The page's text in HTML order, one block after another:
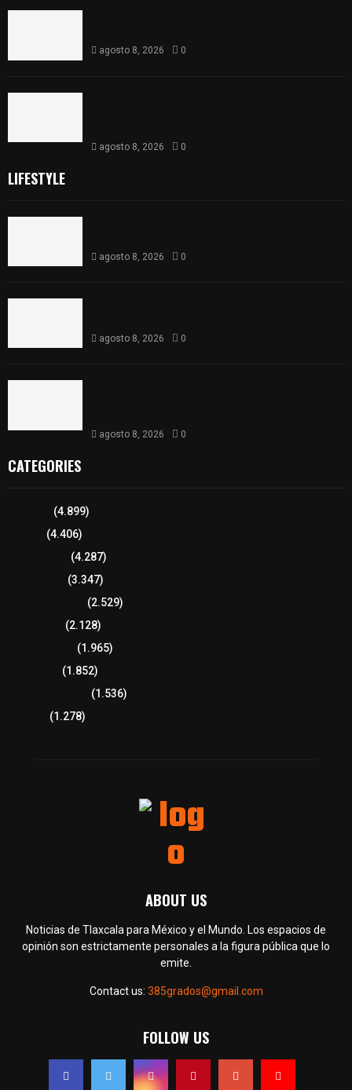
agosto 8, 2026 0
agosto 8, 2026 0
LIFESTYLE
agosto 8, 2026 0
agosto 8, 2026 0
agosto 8, 2026 0
CATEGORIES
(4.899)
(4.406)
(4.287)
(3.347)
(2.529)
(2.128)
(1.965)
(1.852)
(1.536)
(1.278)
ABOUT US
Noticias de Tlaxcala para México y el Mundo. Los espacios de
opinión son estrictamente personales a la figura pública que lo
emite.
Contact us: 385grados@gmail.com
FOLLOW US